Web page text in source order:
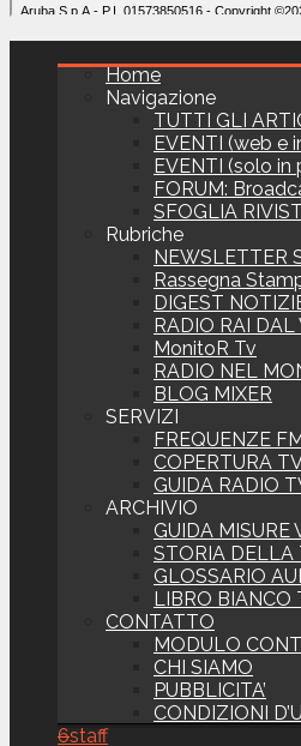
Home
Navigazione
TUTTI GLI
EVENTI (web e
EVENTI (solo in
FORUM:
SFOGLIA
Rubriche
NEWSLETTER
Rassegna
DIGEST
RADIO RAI DAL
MonitoR Tv
RADIO NEL
BLOG MIXER
SERVIZI
FREQUENZE
COPERTURA
GUIDA RADIO
ARCHIVIO
GUIDA MISURE
STORIA DELLA
GLOSSARIO
LIBRO BIANCO
CONTATTO
MODULO
CHI SIAMO
PUBBLICITA’
CONDIZIONI
6staff